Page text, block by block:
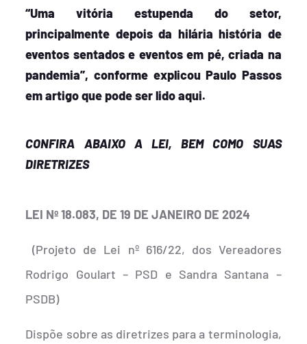
“Uma vitória estupenda do setor,
principalmente depois da hilária história de
eventos sentados e eventos em pé, criada na
pandemia”, conforme explicou Paulo Passos
em artigo que pode serlido aqui.
CONFIRA ABAIXO A LEI, BEM COMO SUAS
DIRETRIZES
LEI Nº 18.083, DE 19 DE JANEIRO DE 2024
(Projeto de Lei nº 616/22, dos Vereadores
Rodrigo Goulart – PSD e Sandra Santana –
PSDB)
Dispõe sobre as diretrizes para a terminologia,